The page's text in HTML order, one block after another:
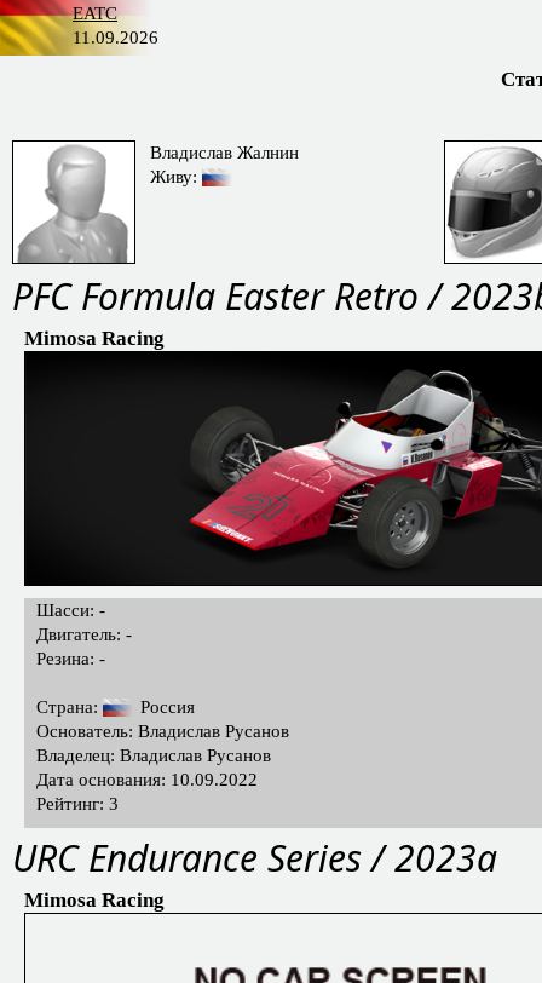
EATC
11.09.2026
Владислав Жалнин
Живу:
PFС Formula Easter Retro /
Mimosa Racing
Шасси: -
Двигатель: -
Резина: -
Страна:
Россия
Основатель: Владислав Русанов
Владелец: Владислав Русанов
Дата основания: 10.09.2022
Рейтинг: 3
URC Endurance Series / 2023a
Mimosa Racing